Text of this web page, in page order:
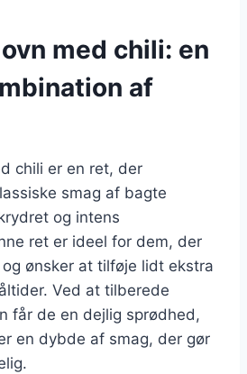
med chili: en
af
chili er en ret, der
smag af bagte
og intens
ret er ideel for dem, der
ønsker at tilføje lidt ekstra
Ved at tilberede
får de en dejlig sprødhed,
en dybde af smag, der gør